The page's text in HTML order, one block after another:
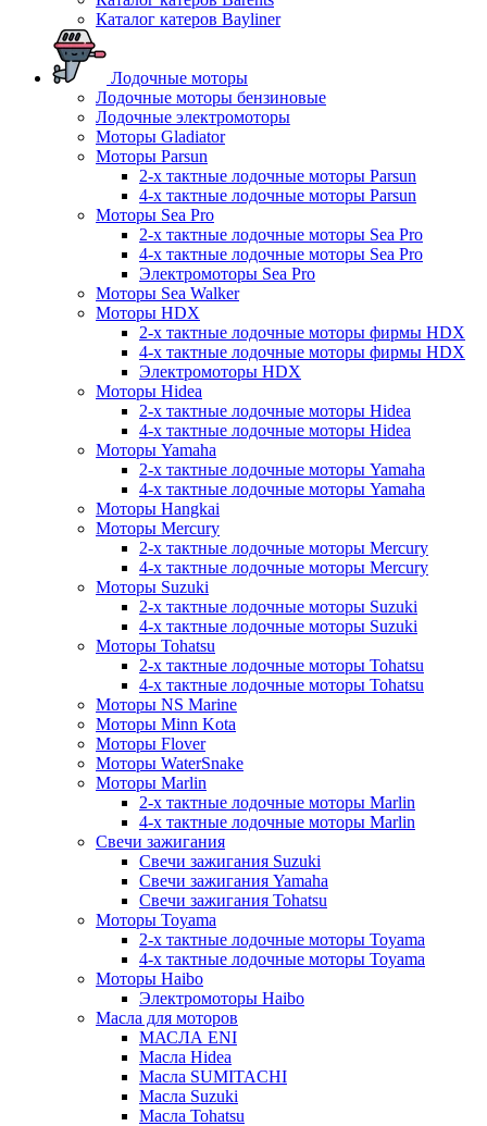
Каталог катеров Bayliner
Лодочные моторы
Лодочные моторы бензиновые
Лодочные электромоторы
Моторы Gladiator
Моторы Parsun
2-х тактные лодочные моторы Parsun
4-х тактные лодочные моторы Parsun
Моторы Sea Pro
2-х тактные лодочные моторы Sea Pro
4-х тактные лодочные моторы Sea Pro
Электромоторы Sea Pro
Моторы Sea Walker
Моторы HDX
2-х тактные лодочные моторы фирмы HDX
4-х тактные лодочные моторы фирмы HDX
Электромоторы HDX
Моторы Hidea
2-х тактные лодочные моторы Hidea
4-х тактные лодочные моторы Hidea
Моторы Yamaha
2-х тактные лодочные моторы Yamaha
4-х тактные лодочные моторы Yamaha
Моторы Hangkai
Моторы Mercury
2-х тактные лодочные моторы Mercury
4-х тактные лодочные моторы Mercury
Моторы Suzuki
2-х тактные лодочные моторы Suzuki
4-х тактные лодочные моторы Suzuki
Моторы Tohatsu
2-х тактные лодочные моторы Tohatsu
4-х тактные лодочные моторы Tohatsu
Моторы NS Marine
Моторы Minn Kota
Моторы Flover
Моторы WaterSnake
Моторы Marlin
2-х тактные лодочные моторы Marlin
4-х тактные лодочные моторы Marlin
Свечи зажигания
Свечи зажигания Suzuki
Свечи зажигания Yamaha
Свечи зажигания Tohatsu
Моторы Toyama
2-х тактные лодочные моторы Toyama
4-х тактные лодочные моторы Toyama
Моторы Haibo
Электромоторы Haibo
Масла для моторов
МАСЛА ENI
Масла Hidea
Масла SUMITACHI
Масла Suzuki
Масла Tohatsu